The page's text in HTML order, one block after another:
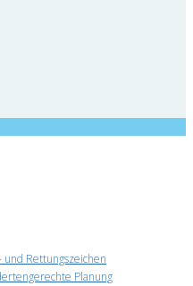
und Rettungszeichen
Planung